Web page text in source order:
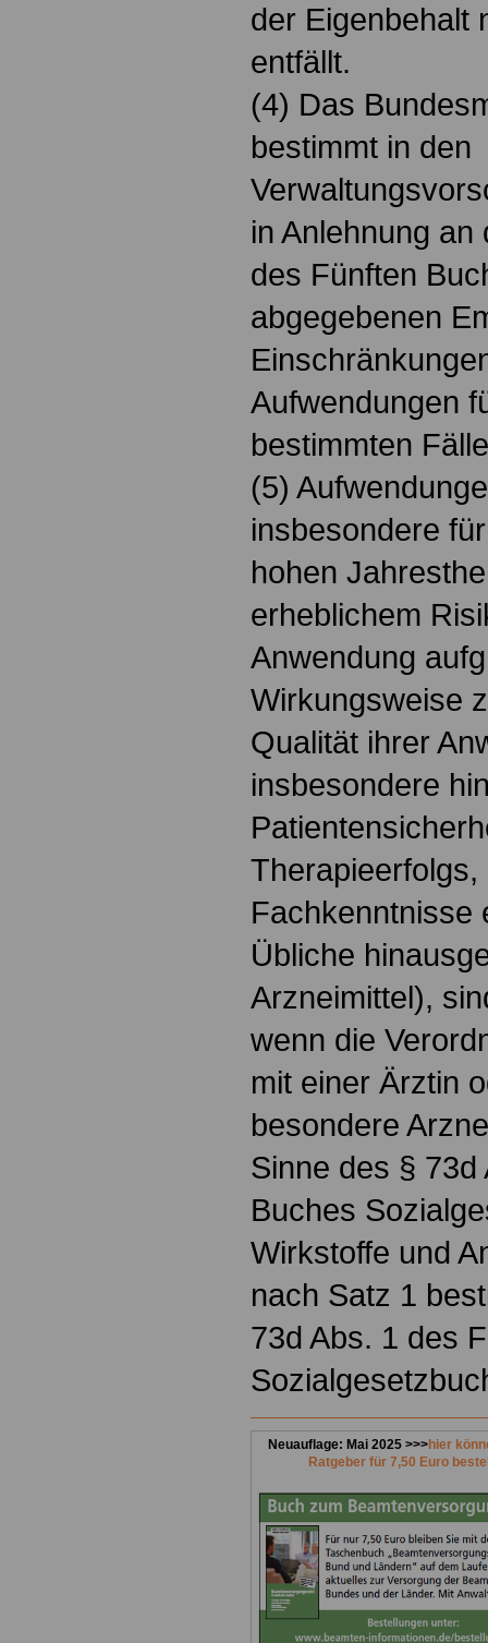
der Eigenbehalt
entfällt.
(4) Das
bestimmt in den
in Anlehnung
des Fünften
abgegebenen
Aufwendungen
bestimmten
(5)
insbesondere
hohen
erheblichem
Anwendung
Wirkungsweise
Qualität ihrer
insbesondere
Fachkenntnisse
Übliche
Arzneimittel),
wenn die
mit einer Ärztin
besondere
Sinne des §
Buches
Wirkstoffe und
nach Satz 1
73d Abs. 1 des
Neuauflage: Mai 2025 >>>hier
Ratgeber für 7,50 Euro